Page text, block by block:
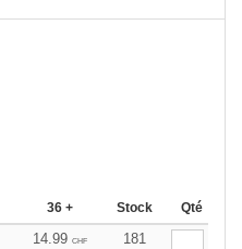
36 + Stock Qté
14.99 CHF
181